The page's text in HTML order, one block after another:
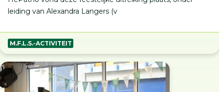
leiding van Alexandra Langers (v
M.F.L.S.-ACTIVITEIT